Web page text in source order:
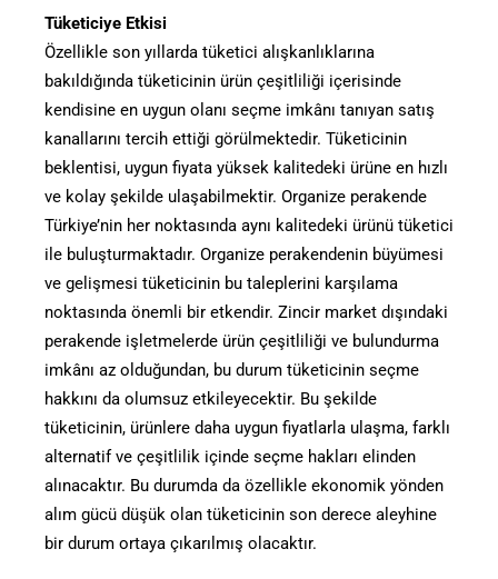
Tüketiciye Etkisi
Özellikle son yıllarda tüketici alışkanlıklarına
bakıldığında tüketicinin ürün çeşitliliği içerisinde
kendisine en uygun olanı seçme imkânı tanıyan satış
kanallarını tercih ettiği görülmektedir. Tüketicinin
beklentisi, uygun fiyata yüksek kalitedeki ürüne en hızlı
ve kolay şekilde ulaşabilmektir. Organize perakende
Türkiye’nin her noktasında aynı kalitedeki ürünü tüketici
ile buluşturmaktadır. Organize perakendenin büyümesi
ve gelişmesi tüketicinin bu taleplerini karşılama
noktasında önemli bir etkendir. Zincir market dışındaki
perakende işletmelerde ürün çeşitliliği ve bulundurma
imkânı az olduğundan, bu durum tüketicinin seçme
hakkını da olumsuz etkileyecektir. Bu şekilde
tüketicinin, ürünlere daha uygun fiyatlarla ulaşma, farklı
alternatif ve çeşitlilik içinde seçme hakları elinden
alınacaktır. Bu durumda da özellikle ekonomik yönden
alım gücü düşük olan tüketicinin son derece aleyhine
bir durum ortaya çıkarılmış olacaktır.